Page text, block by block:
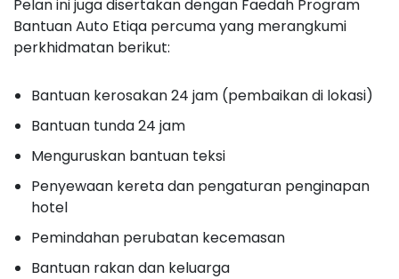
Pelan ini juga disertakan dengan Faedah Program
Bantuan Auto Etiqa percuma yang merangkumi
perkhidmatan berikut:
Bantuan kerosakan 24 jam (pembaikan di lokasi)
Bantuan tunda 24 jam
Menguruskan bantuan teksi
Penyewaan kereta dan pengaturan penginapan
hotel
Pemindahan perubatan kecemasan
Bantuan rakan dan keluarga